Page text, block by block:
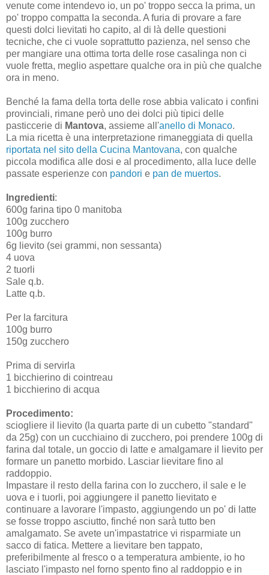
venute come intendevo io, un po' troppo secca la prima, un
po' troppo compatta la seconda. A furia di provare a fare
questi dolci lievitati ho capito, al di là delle questioni
tecniche, che ci vuole soprattutto pazienza, nel senso che
per mangiare una ottima torta delle rose casalinga non ci
vuole fretta, meglio aspettare qualche ora in più che qualche
ora in meno.
Benché la fama della torta delle rose abbia valicato i confini
provinciali, rimane però uno dei dolci più tipici delle
pasticcerie di Mantova, assieme all'anello di Monaco.
La mia ricetta è una interpretazione rimaneggiata di quella
riportata nel sito della Cucina Mantovana, con qualche
piccola modifica alle dosi e al procedimento, alla luce delle
passate esperienze con pandori e pan de muertos.
Ingredienti:
600g farina tipo 0 manitoba
100g zucchero
100g burro
6g lievito (sei grammi, non sessanta)
4 uova
2 tuorli
Sale q.b.
Latte q.b.
Per la farcitura
100g burro
150g zucchero
Prima di servirla
1 bicchierino di cointreau
1 bicchierino di acqua
Procedimento:
sciogliere il lievito (la quarta parte di un cubetto "standard"
da 25g) con un cucchiaino di zucchero, poi prendere 100g di
farina dal totale, un goccio di latte e amalgamare il lievito per
formare un panetto morbido. Lasciar lievitare fino al
raddoppio.
Impastare il resto della farina con lo zucchero, il sale e le
uova e i tuorli, poi aggiungere il panetto lievitato e
continuare a lavorare l'impasto, aggiungendo un po' di latte
se fosse troppo asciutto, finché non sarà tutto ben
amalgamato. Se avete un'impastatrice vi risparmiate un
sacco di fatica. Mettere a lievitare ben tappato,
preferibilmente al fresco o a temperatura ambiente, io ho
lasciato l'impasto nel forno spento fino al raddoppio e in